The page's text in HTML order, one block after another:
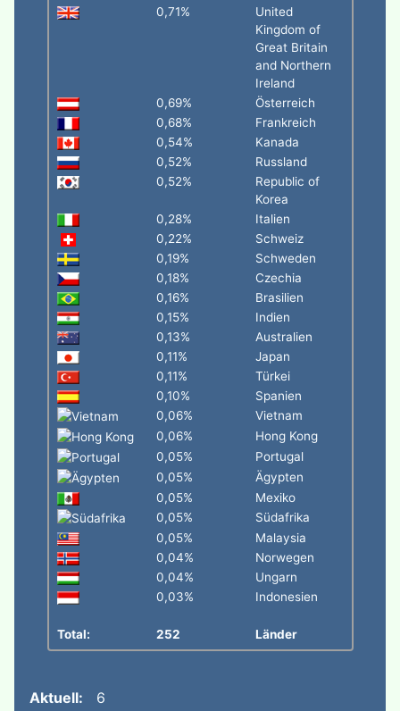
0,71%
United
Kingdom of
Great Britain
and Northern
Ireland
0,69%
Österreich
0,68%
Frankreich
0,54%
Kanada
0,52%
Russland
0,52%
Republic of
Korea
0,28%
Italien
0,22%
Schweiz
0,19%
Schweden
0,18%
Czechia
0,16%
Brasilien
0,15%
Indien
0,13%
Australien
0,11%
Japan
0,11%
Türkei
0,10%
Spanien
0,06%
Vietnam
0,06%
Hong Kong
0,05%
Portugal
0,05%
Ägypten
0,05%
Mexiko
0,05%
Südafrika
0,05%
Malaysia
0,04%
Norwegen
0,04%
Ungarn
0,03%
Indonesien
Total: 252 Länder
Aktuell: 6